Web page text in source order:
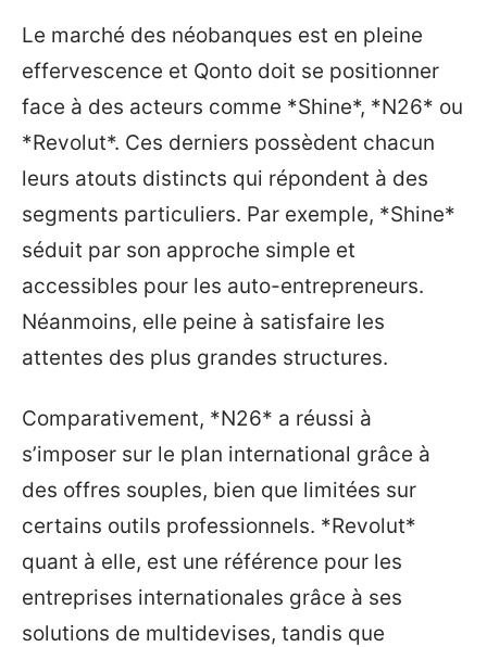
Le marché des néobanques est en pleine
effervescence et Qonto doit se positionner
face à des acteurs comme *Shine*, *N26* ou
*Revolut*. Ces derniers possèdent chacun
leurs atouts distincts qui répondent à des
segments particuliers. Par exemple, *Shine*
séduit par son approche simple et
accessibles pour les auto-entrepreneurs.
Néanmoins, elle peine à satisfaire les
attentes des plus grandes structures.
Comparativement, *N26* a réussi à
s’imposer sur le plan international grâce à
des offres souples, bien que limitées sur
certains outils professionnels. *Revolut*
quant à elle, est une référence pour les
entreprises internationales grâce à ses
solutions de multidevises, tandis que